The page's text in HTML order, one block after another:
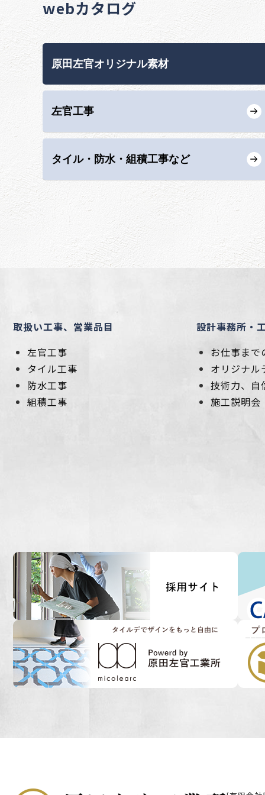
webカタログ
原田左官オリジナル素材
左官工事
タイル・防水・組積工事など
取扱い工事、営業品目
左官工事
タイル工事
防水工事
組積工事
設計事務所・
お仕事まで
オリジナル
技術力、自
施工説明会